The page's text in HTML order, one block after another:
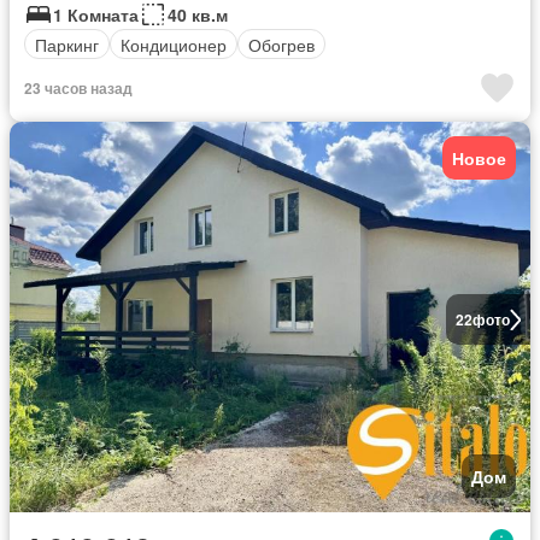
1 Комната
40 кв.м
Паркинг
Кондиционер Обогрев
23 часов назад
22фото
Новое
Дом